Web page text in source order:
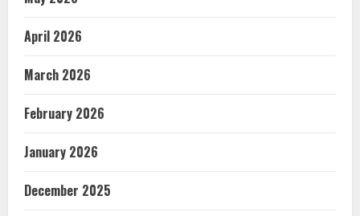
April 2026
March 2026
February 2026
January 2026
December 2025